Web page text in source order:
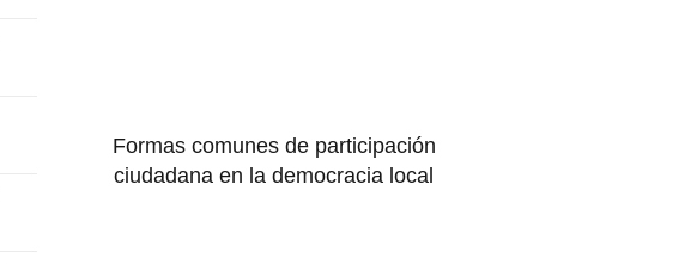
Formas comunes de participación
ciudadana en la democracia local